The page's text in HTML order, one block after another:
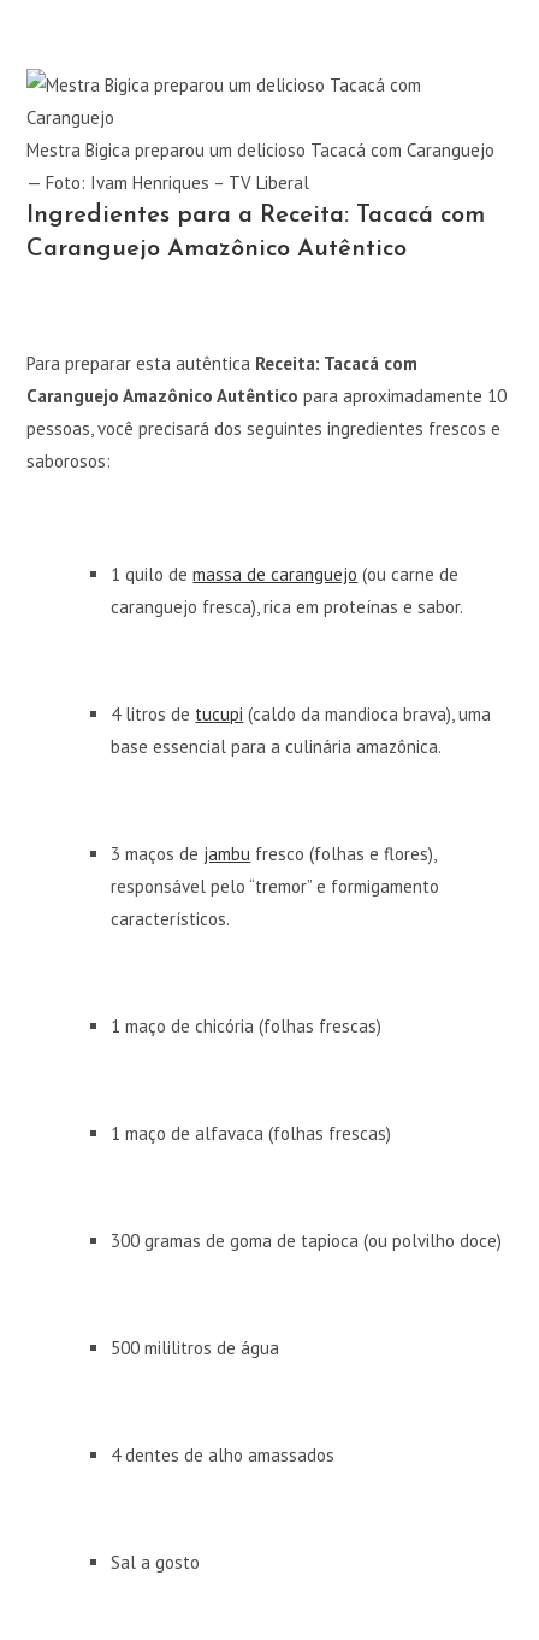
Mestra Bigica preparou um delicioso Tacacá com Caranguejo
— Foto: Ivam Henriques – TV Liberal
Ingredientes para a Receita: Tacacá com
Caranguejo Amazônico Autêntico
Para preparar esta autêntica Receita: Tacacá com
Caranguejo Amazônico Autêntico para aproximadamente 10
pessoas, você precisará dos seguintes ingredientes frescos e
saborosos:
1 quilo demassa de caranguejo (ou carne de
caranguejo fresca), rica em proteínas e sabor.
4 litros de tucupi (caldo da mandioca brava), uma
base essencial para a culinária amazônica.
3 maços de jambu fresco (folhas e flores),
responsável pelo “tremor” e formigamento
característicos.
1 maço de chicória (folhas frescas)
1 maço de alfavaca (folhas frescas)
300 gramas de goma de tapioca (ou polvilho doce)
500 mililitros de água
4 dentes de alho amassados
Sal a gosto